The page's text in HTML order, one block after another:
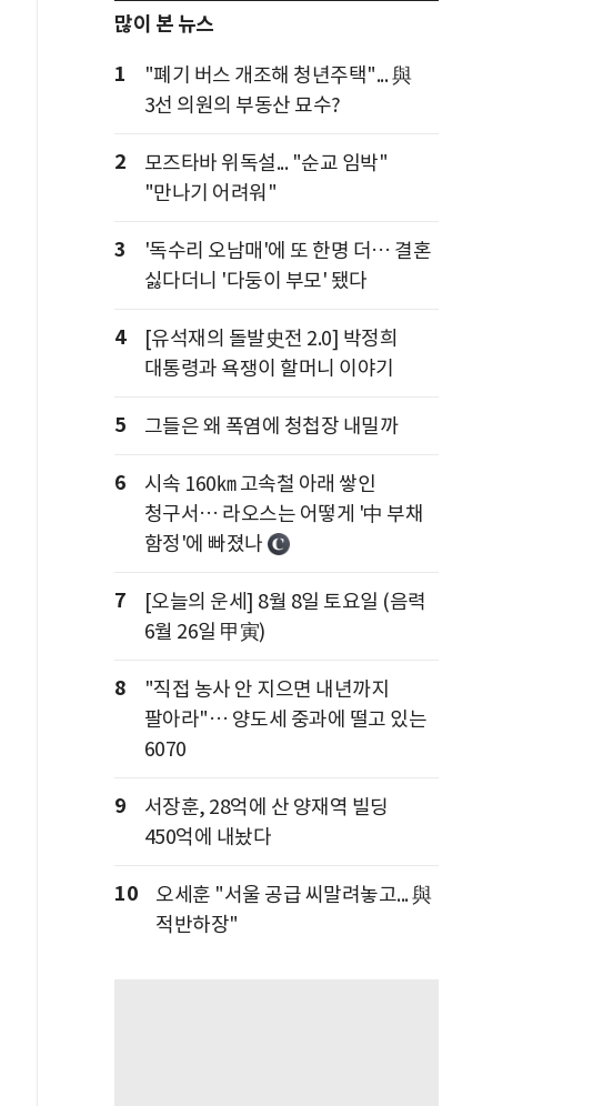
많이 본 뉴스
1
"폐기 버스 개조해 청년주택"... 與
3선 의원의 부동산 묘수?
2
모즈타바 위독설... "순교 임박"
"만나기 어려워"
3
'독수리 오남매'에 또 한명 더… 결혼
싫다더니 '다둥이 부모' 됐다
4
[유석재의 돌발史전 2.0] 박정희
대통령과 욕쟁이 할머니 이야기
5 그들은 왜 폭염에 청첩장 내밀까
6
시속 160㎞ 고속철 아래 쌓인
청구서… 라오스는 어떻게 '中 부채
함정'에 빠졌나
7
[오늘의 운세] 8월 8일 토요일 (음력
6월 26일 甲寅)
8
"직접 농사 안 지으면 내년까지
팔아라"… 양도세 중과에 떨고 있는
6070
9
서장훈, 28억에 산 양재역 빌딩
450억에 내놨다
10
오세훈 "서울 공급 씨말려놓고... 與
적반하장"